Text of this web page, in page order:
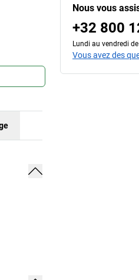
Nous vous
+32 800
Lundi au vendredi
Vous avez des